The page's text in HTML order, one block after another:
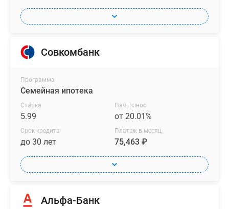
Совкомбанк
Программа
Семейная ипотека
Ставка
5.99
Нач. взнос
от 20.01%
Срок кредита
до 30 лет
Платеж в месяц
75,463 ₽
Альфа-Банк